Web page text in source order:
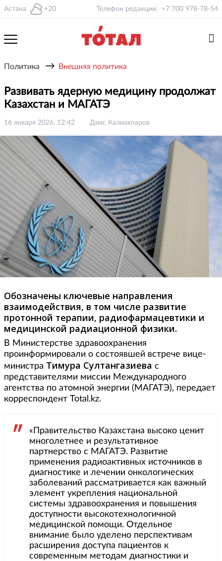
Астана +20 Телефон редакции: +7 700 978-78-54
Политика → Внешняя политика
Развивать ядерную медицину продолжат
Казахстан и МАГАТЭ
16 января 2026, 12:42 Диас Калиакпаров
Обозначены ключевые направления
взаимодействия, в том числе развитие
протонной терапии, радиофармацевтики и
медицинской радиационной физики.
В Министерстве здравоохранения
проинформировали о состоявшей встрече вице-
министра Тимура Султангазиева с
представителями миссии Международного
агентства по атомной энергии (МАГАТЭ), передает
корреспондент Total.kz.
«Правительство Казахстана высоко ценит
многолетнее и результативное
партнерство с МАГАТЭ. Развитие
применения радиоактивных источников в
диагностике и лечении онкологических
заболеваний рассматривается как важный
элемент укрепления национальной
системы здравоохранения и повышения
доступности высокотехнологичной
медицинской помощи. Отдельное
внимание было уделено перспективам
расширения доступа пациентов к
современным методам диагностики и